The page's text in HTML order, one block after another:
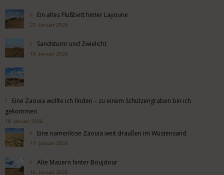
Ein altes Flußbett hinter Layoune
20. Januar 2026
Sandsturm und Zwielicht
19. Januar 2026
Eine Zaouia wollte ich finden – zu einem Schützengraben bin ich
gekommen
18. Januar 2026
Eine namenlose Zaouia weit draußen im Wüstensand
17. Januar 2026
Alte Mauern hinter Boujdour
16. Januar 2026